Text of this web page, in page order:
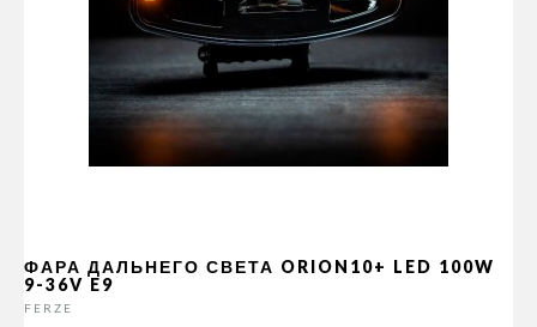
ФАРА ДАЛЬНЕГО СВЕТА ORION10+ LED 100W
9-36V E9
FERZE